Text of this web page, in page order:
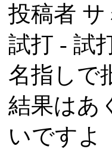
投稿者 サ
試打 - 試
名指しで
結果はあ
いですよ